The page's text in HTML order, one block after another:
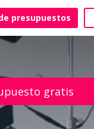
presupuestos
gratis